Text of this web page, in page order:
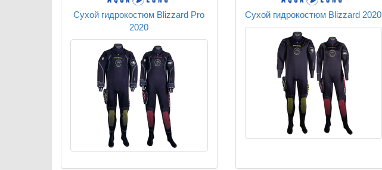
Сухой гидрокостюм Blizzard Pro
2020
Сухой гидрокостюм Blizzard 2020